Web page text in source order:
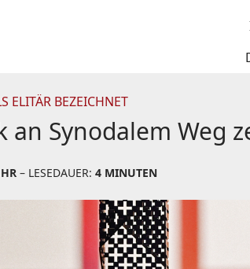
ELITÄR BEZEICHNET
an Synodalem Weg
– LESEDAUER: 4 MINUTEN